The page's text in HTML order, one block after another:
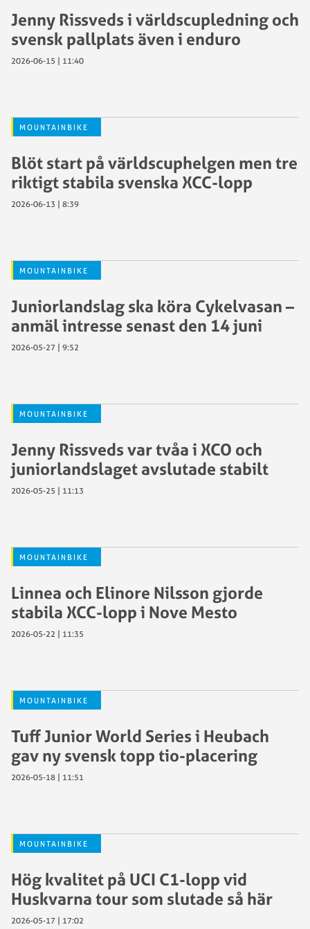
Jenny Rissveds i världscupledning och
svensk pallplats även i enduro
2026-06-15 | 11:40
MOUNTAINBIKE
Blöt start på världscuphelgen men tre
riktigt stabila svenska XCC-lopp
2026-06-13 | 8:39
MOUNTAINBIKE
Juniorlandslag ska köra Cykelvasan –
anmäl intresse senast den 14 juni
2026-05-27 | 9:52
MOUNTAINBIKE
Jenny Rissveds var tvåa i XCO och
juniorlandslaget avslutade stabilt
2026-05-25 | 11:13
MOUNTAINBIKE
Linnea och Elinore Nilsson gjorde
stabila XCC-lopp i Nove Mesto
2026-05-22 | 11:35
MOUNTAINBIKE
Tuff Junior World Series i Heubach
gav ny svensk topp tio-placering
2026-05-18 | 11:51
MOUNTAINBIKE
Hög kvalitet på UCI C1-lopp vid
Huskvarna tour som slutade så här
2026-05-17 | 17:02